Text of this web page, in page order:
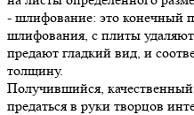
- шлифование: это конечный
шлифования, с плиты
предают гладкий вид, и
толщину.
Получившийся,
предаться в руки творцов